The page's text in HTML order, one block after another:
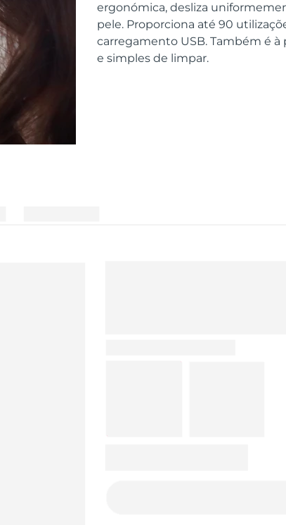
ergonómica, desliza
pele. Proporciona até 90
carregamento USB. Também é à
e simples de limpar.